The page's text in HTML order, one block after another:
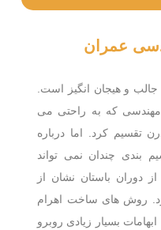
عمران
جالب و هیجان انگیز است.
مهندسی که به راحتی می
تقسیم کرد. اما درباره
بندی چندان نمی تواند
دوران باستان نشان از
روش های ساخت اهرام
بسیار زیادی روبرو